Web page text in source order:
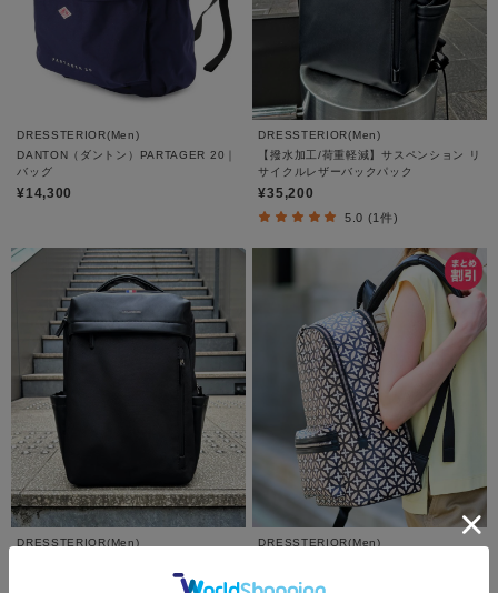
DRESSTERIOR(Men)
DANTON（ダントン）PARTAGER 20｜
バッグ
¥14,300
DRESSTERIOR(Men)
【撥水加工/荷重軽減】サスペンション リ
サイクルレザーバックパック
¥35,200
5.0 (1件)
DRESSTERIOR(Men)
DRESSTERIOR(Men)
¥32,340